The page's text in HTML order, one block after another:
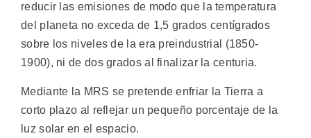
reducir las emisiones de modo que la temperatura
del planeta no exceda de 1,5 grados centígrados
sobre los niveles de la era preindustrial (1850-
1900), ni de dos grados al finalizar la centuria.
Mediante la MRS se pretende enfriar la Tierra a
corto plazo al reflejar un pequeño porcentaje de la
luz solar en el espacio.